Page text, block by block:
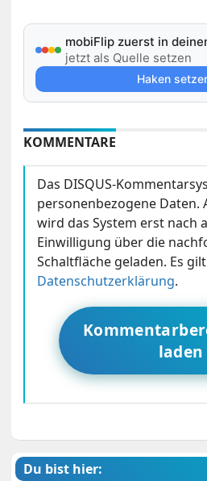
mobiFlip zuerst in
jetzt als Quelle setzen
Haken
KOMMENTARE
Das DISQUS-
personenbezogene Daten.
wird das System erst nach
Einwilligung über die
Schaltfläche geladen. Es
Datenschutzerklärung.
laden
Du bist hier: